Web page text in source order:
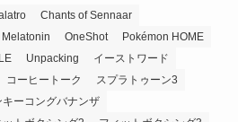
Chants of Sennaar
Melatonin OneShot
Pokémon HOME
Unpacking
イーストワード
コーヒートーク
スプラトゥーン3
キーコングバナンザ